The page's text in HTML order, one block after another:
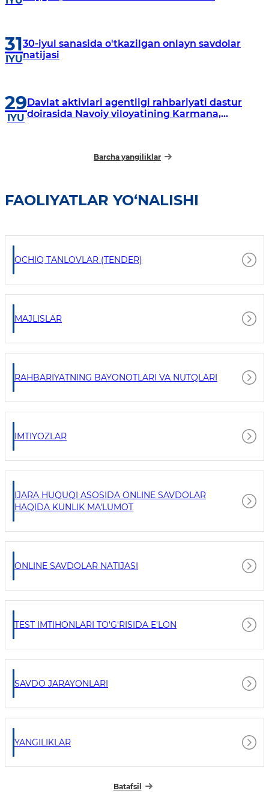
31
IYU
30-iyul sanasida o'tkazilgan onlayn savdolar
natijasi
29
IYU
Davlat aktivlari agentligi rahbariyati dastur
doirasida Navoiy viloyatining Karmana,
Barcha yangiliklar
FAOLIYATLAR YO‘NALISHI
OCHIQ TANLOVLAR (TENDER)
MAJLISLAR
RAHBARIYATNING BAYONOTLARI VA NUTQLARI
IMTIYOZLAR
IJARA HUQUQI ASOSIDA ONLINE SAVDOLAR
HAQIDA KUNLIK MA'LUMOT
ONLINE SAVDOLAR NATIJASI
TEST IMTIHONLARI TO'G'RISIDA E'LON
SAVDO JARAYONLARI
YANGILIKLAR
Batafsil